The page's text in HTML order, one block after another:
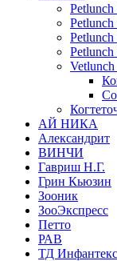
Petlunch
Vetlunch
АЙ НИКА
Александрит
ВИНЧИ
Гавриш Н.Г.
Грин Кьюзин
Зооник
ЗооЭкспресс
Петто
РАВ
ТД Инфантекс